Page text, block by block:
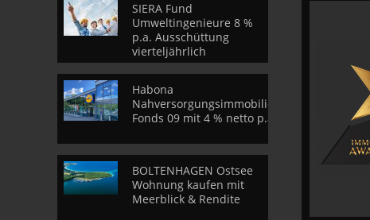
SIERA Fund
Umweltingenieure 8 %
p.a. Ausschüttung
vierteljährlich
Habona
Nahversorgungsimmobilien
Fonds 09 mit 4 % netto p.a.
BOLTENHAGEN Ostsee
Wohnung kaufen mit
Meerblick & Rendite